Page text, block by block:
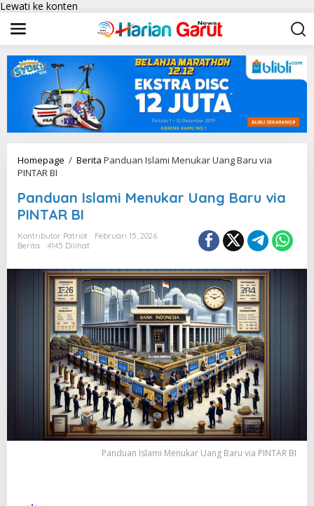
Lewati ke konten
Homepage / Berita Panduan Islami Menukar Uang Baru via
PINTAR BI
Panduan Islami Menukar Uang Baru via
PINTAR BI
Kontributor Patriot
Februari 15, 2026
Berita
4145 Dilihat
Panduan Islami Menukar Uang Baru via PINTAR BI